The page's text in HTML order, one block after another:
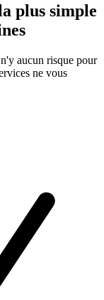
plus simple
aucun risque pour
ne vous